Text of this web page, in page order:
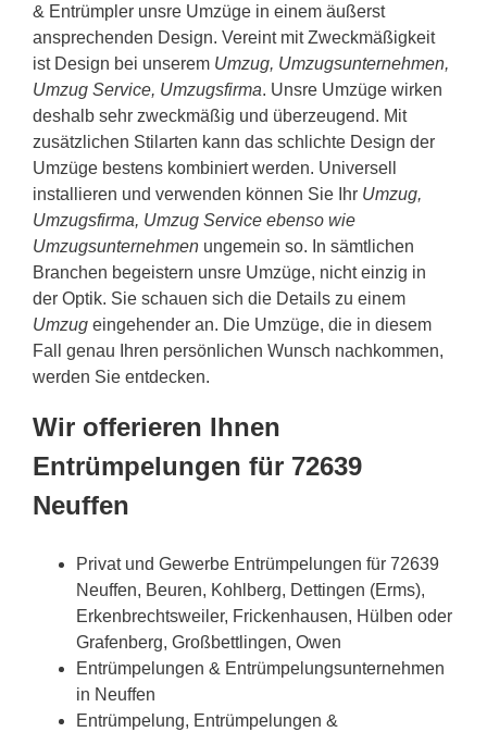
& Entrümpler unsre Umzüge in einem äußerst
ansprechenden Design. Vereint mit Zweckmäßigkeit
ist Design bei unserem Umzug, Umzugsunternehmen,
Umzug Service, Umzugsfirma. Unsre Umzüge wirken
deshalb sehr zweckmäßig und überzeugend. Mit
zusätzlichen Stilarten kann das schlichte Design der
Umzüge bestens kombiniert werden. Universell
installieren und verwenden können Sie Ihr Umzug,
Umzugsfirma, Umzug Service ebenso wie
Umzugsunternehmen ungemein so. In sämtlichen
Branchen begeistern unsre Umzüge, nicht einzig in
der Optik. Sie schauen sich die Details zu einem
Umzug eingehender an. Die Umzüge, die in diesem
Fall genau Ihren persönlichen Wunsch nachkommen,
werden Sie entdecken.
Wir offerieren Ihnen
Entrümpelungen für 72639
Neuffen
Privat und Gewerbe Entrümpelungen für 72639
Neuffen, Beuren, Kohlberg, Dettingen (Erms),
Erkenbrechtsweiler, Frickenhausen, Hülben oder
Grafenberg, Großbettlingen, Owen
Entrümpelungen & Entrümpelungsunternehmen
in Neuffen
Entrümpelung, Entrümpelungen &